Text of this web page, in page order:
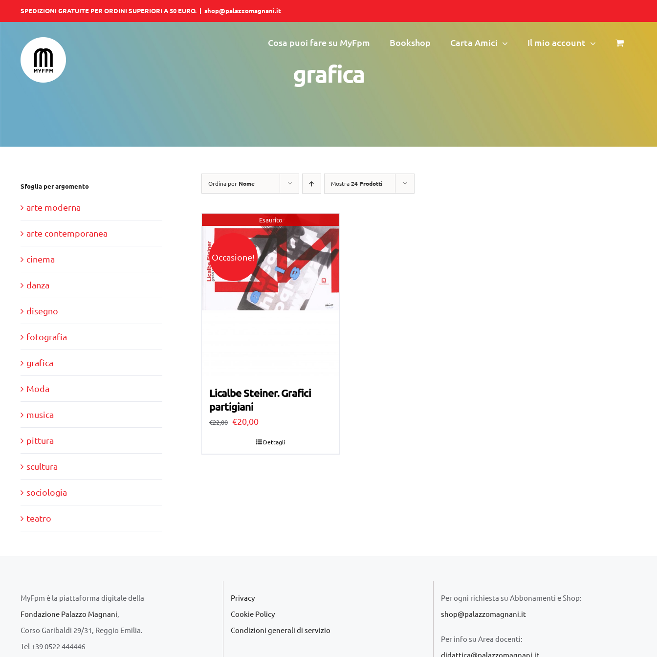
al
contenuto
SPEDIZIONI GRATUITE PER ORDINI SUPERIORI A 50 EURO. | shop@palazzomagnani.it
Cosa puoi fare su MyFpm Bookshop Carta Amici Il mio account
grafica
Ordina per Nome Mostra24 Prodotti
Esaurito
Occasione!
Licalbe Steiner. Grafici
partigiani
€22,00 Il
€20,00Il
Dettagli
Sfoglia per argomento
arte moderna
arte contemporanea
cinema
danza
disegno
fotografia
grafica
Moda
musica
pittura
scultura
sociologia
teatro
MyFpm è la piattaforma digitale della
Fondazione Palazzo Magnani
Corso Garibaldi 29/31, Reggio Emilia.
Tel +39 0522 444446
Privacy
Cookie Policy
Condizioni generali di servizio
Per ogni richiesta su Abbonamenti e Shop:
shop@palazzomagnani.it
Per info su Area docenti:
didattica@palazzomagnani.it